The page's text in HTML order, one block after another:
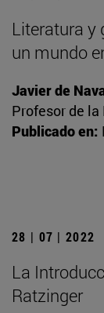
Literatura y
un mundo
Javier de
Profesor de
Publicado en:
28 | 07 | 2022
La
Ratzinger